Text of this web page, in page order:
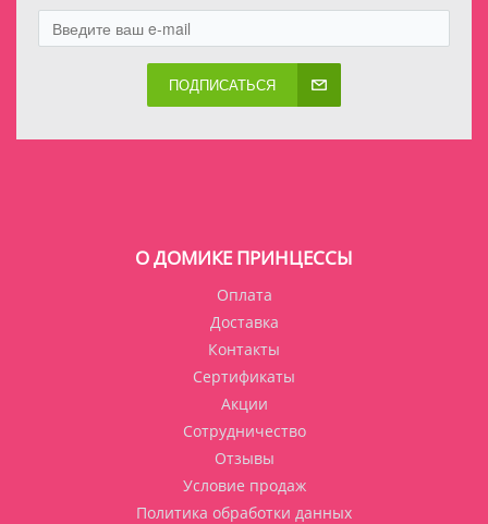
ПОДПИСАТЬСЯ
О ДОМИКЕ ПРИНЦЕССЫ
Оплата
Доставка
Контакты
Сертификаты
Акции
Сотрудничество
Отзывы
Условие продаж
Политика обработки данных